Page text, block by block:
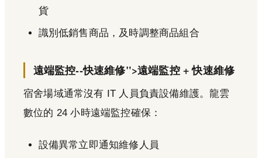
貨
識別低銷售商品，及時調整商品組合
遠端監控--快速維修">遠端監控 + 快速維修
宿舍場域通常沒有 IT 人員負責設備維護。龍雲
數位的 24 小時遠端監控確保：
設備異常立即通知維修人員